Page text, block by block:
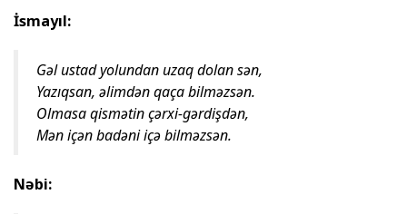
İsmayıl:
Gəl ustad yolundan uzaq dolan sən,
Yazıqsan, əlimdən qaça bilməzsən.
Olmasa qismətin çərxi-gərdişdən,
Mən içən badəni içə bilməzsən.
Nəbi: